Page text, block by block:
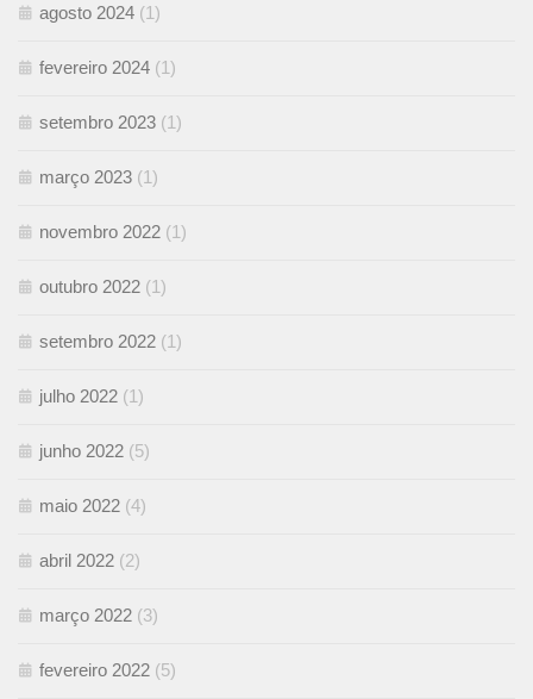
agosto 2024 (1)
fevereiro 2024 (1)
setembro 2023 (1)
março 2023 (1)
novembro 2022 (1)
outubro 2022 (1)
setembro 2022 (1)
julho 2022 (1)
junho 2022 (5)
maio 2022 (4)
abril 2022 (2)
março 2022 (3)
fevereiro 2022 (5)